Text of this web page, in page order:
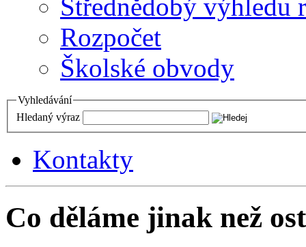
Střednědobý výhledu
Rozpočet
Školské obvody
Vyhledávání
Hledaný výraz
Kontakty
Co děláme jinak než